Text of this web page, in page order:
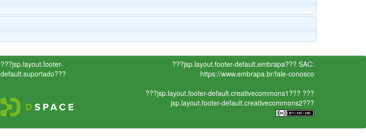
???jsp.layout.footer-
default.suportado???
???jsp.layout.footer-default.embrapa??? SAC:
https://www.embrapa.br/fale-conosco
???jsp.layout.footer-default.creativecommons1??? ???
jsp.layout.footer-default.creativecommons2???